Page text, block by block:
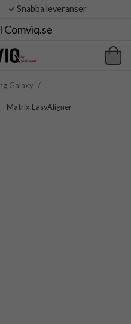
Snabba leveranser
Galaxy /
Matrix EasyAligner